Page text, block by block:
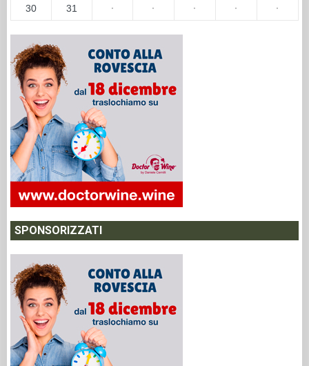
30 31 · · · · ·
SPONSORIZZATI